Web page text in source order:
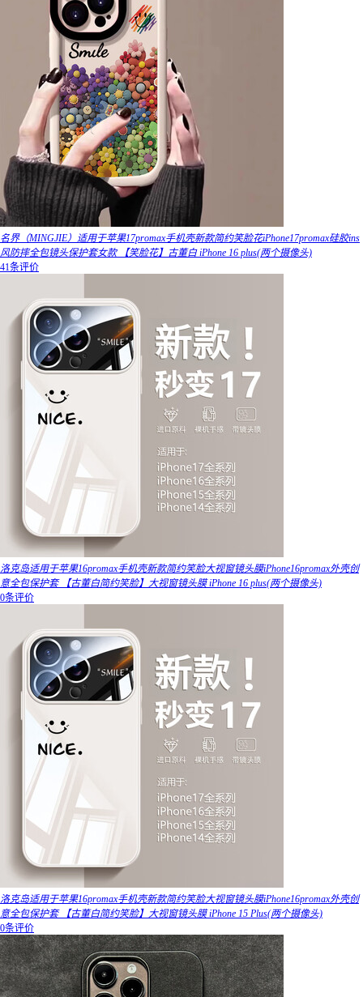
名界（MINGJIE）适用于苹果17promax手机壳新款简约笑脸花iPhone17promax硅胶ins
风防摔全包镜头保护套女款 【笑脸花】古董白 iPhone 16 plus(两个摄像头)
41条评价
洛克岛适用于苹果16promax手机壳新款简约笑脸大视窗镜头膜iPhone16promax外壳创
意全包保护套 【古董白简约笑脸】大视窗镜头膜 iPhone 16 plus(两个摄像头)
0条评价
洛克岛适用于苹果16promax手机壳新款简约笑脸大视窗镜头膜iPhone16promax外壳创
意全包保护套 【古董白简约笑脸】大视窗镜头膜 iPhone 15 Plus(两个摄像头)
0条评价